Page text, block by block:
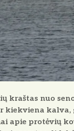
kraštas nuo
kiekviena
apie protėvių